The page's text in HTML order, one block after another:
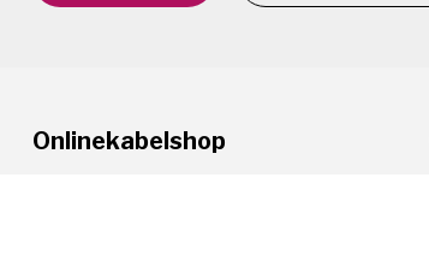
Onlinekabelshop